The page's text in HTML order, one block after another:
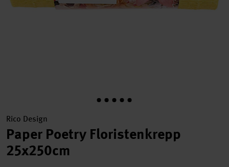
Rico Design
Paper Poetry Floristenkrepp
25x250cm